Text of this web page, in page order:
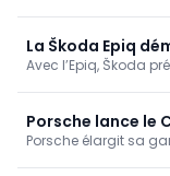
La Škoda Epiq
Avec l’Epiq, Škoda
Porsche lance le
Porsche élargit sa